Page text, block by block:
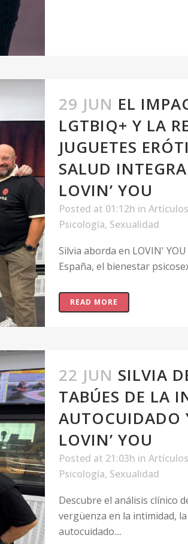
29 JUN EL
LGTBIQ+ Y LA
JUGUETES
SALUD
LOVIN’ YOU
Posted at 01:12h in Artículos
Psicología, Sexualidad
Silvia aborda en LOVIN'
España, el bienestar
READ MORE
22 JUN SILVIA
TABÚES DE LA
AUTOCUIDADO
LOVIN’ YOU
Posted at 21:03h in Artículos
Psicología, Sexualidad
Descubre el análisis clínico
vergüenza en la intimidad,
autocuidado....